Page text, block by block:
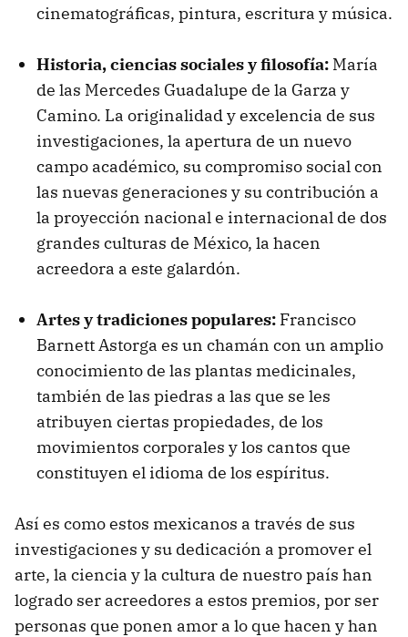
cinematográficas, pintura, escritura y música.
Historia, ciencias sociales y filosofía: María
de las Mercedes Guadalupe de la Garza y
Camino. La originalidad y excelencia de sus
investigaciones, la apertura de un nuevo
campo académico, su compromiso social con
las nuevas generaciones y su contribución a
la proyección nacional e internacional de dos
grandes culturas de México, la hacen
acreedora a este galardón.
Artes y tradiciones populares: Francisco
Barnett Astorga es un chamán con un amplio
conocimiento de las plantas medicinales,
también de las piedras a las que se les
atribuyen ciertas propiedades, de los
movimientos corporales y los cantos que
constituyen el idioma de los espíritus.
Así es como estos mexicanos a través de sus
investigaciones y su dedicación a promover el
arte, la ciencia y la cultura de nuestro país han
logrado ser acreedores a estos premios, por ser
personas que ponen amor a lo que hacen y han